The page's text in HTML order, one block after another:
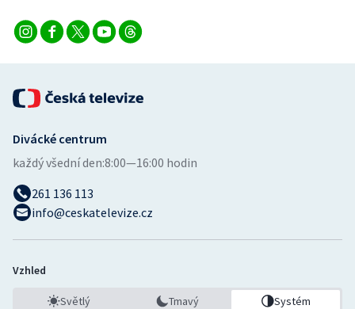
Volejbal
Divácké centrum
každý všední den:8:00—16:00 hodin
261 136 113
info@ceskatelevize.cz
Vzhled
Světlý Tmavý Systém